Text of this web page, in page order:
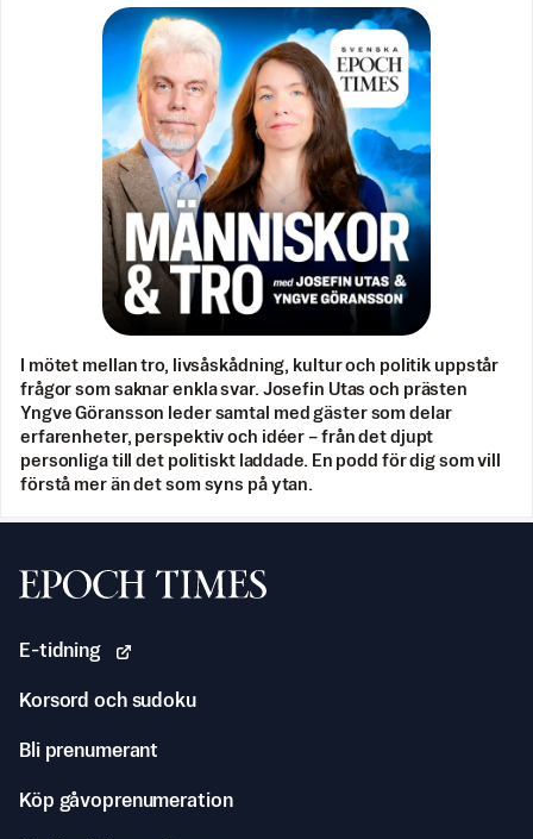
I mötet mellan tro, livsåskådning, kultur och politik uppstår
frågor som saknar enkla svar. Josefin Utas och prästen
Yngve Göransson leder samtal med gäster som delar
erfarenheter, perspektiv och idéer – från det djupt
personliga till det politiskt laddade. En podd för dig som vill
förstå mer än det som syns på ytan.
Svenska Epoch Times
E-tidning
Korsord och sudoku
Bli prenumerant
Köp gåvoprenumeration